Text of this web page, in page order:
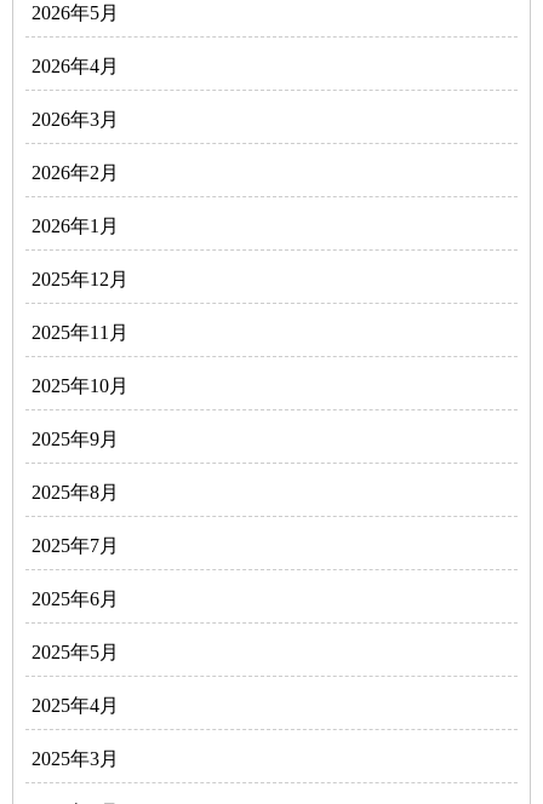
2026年5月
2026年4月
2026年3月
2026年2月
2026年1月
2025年12月
2025年11月
2025年10月
2025年9月
2025年8月
2025年7月
2025年6月
2025年5月
2025年4月
2025年3月